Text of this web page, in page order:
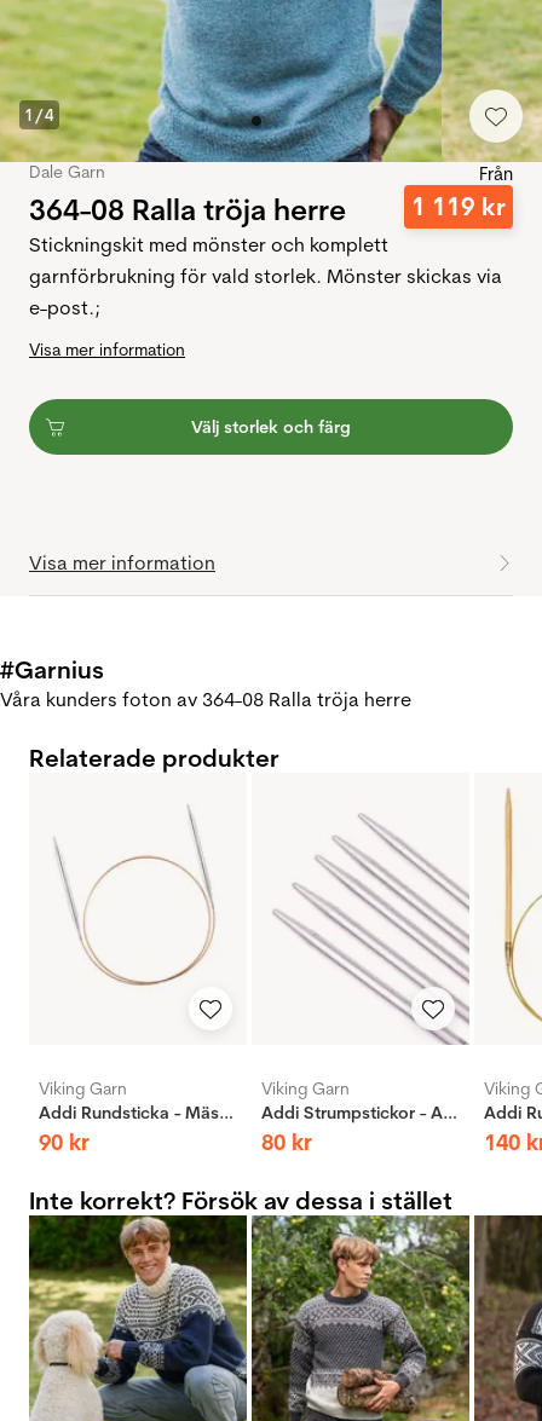
1 /4
Dale Garn
364-08 Ralla tröja herre
Från
1 119 kr
Stickningskit med mönster och komplett
garnförbrukning för vald storlek. Mönster skickas via
e-post.;
Visa mer information
Välj storlek och färg
Visa mer information
#Garnius
Våra kunders foton av 364-08 Ralla tröja herre
Relaterade produkter
Viking Garn
Addi Rundsticka - Mässing
90 kr
Viking Garn
Addi Strumpstickor - Aluminium
80 kr
Viking
140
Inte korrekt? Försök av dessa i stället